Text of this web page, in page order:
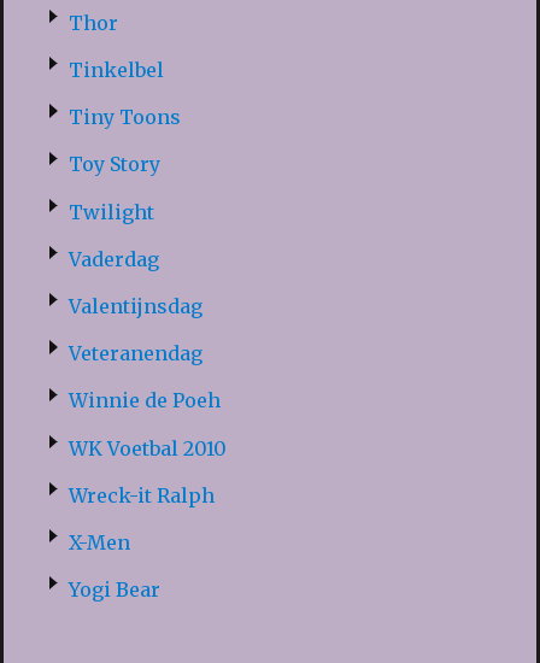
Thor
Tinkelbel
Tiny Toons
Toy Story
Twilight
Vaderdag
Valentijnsdag
Veteranendag
Winnie de Poeh
WK Voetbal 2010
Wreck-it Ralph
X-Men
Yogi Bear